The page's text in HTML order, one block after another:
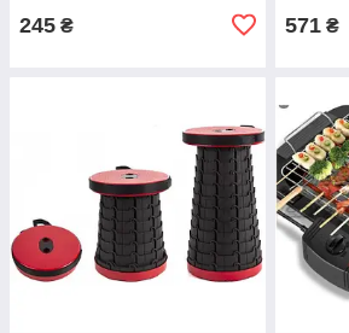
245 ₴ 571 ₴